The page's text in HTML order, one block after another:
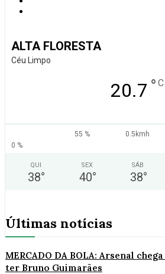
ALTA FLORESTA
Céu Limpo
20.7 ° C
55 %
0.5kmh
0 %
QUI
38°
SEX
40°
SÁB
38°
Últimas notícias
MERCADO DA BOLA: Arsenal
ter Bruno Guimarães